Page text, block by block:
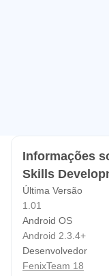
Informações
Skills
Última Versão
1.01
Android OS
Android 2.3.4+
Desenvolvedor
FenixTeam 18